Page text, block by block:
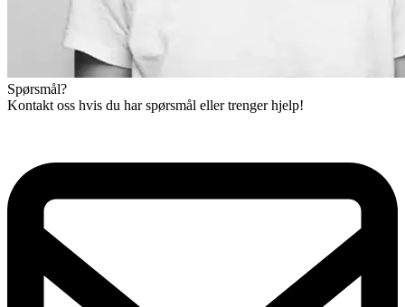
Spørsmål?
Kontakt oss hvis du har spørsmål eller trenger hjelp!